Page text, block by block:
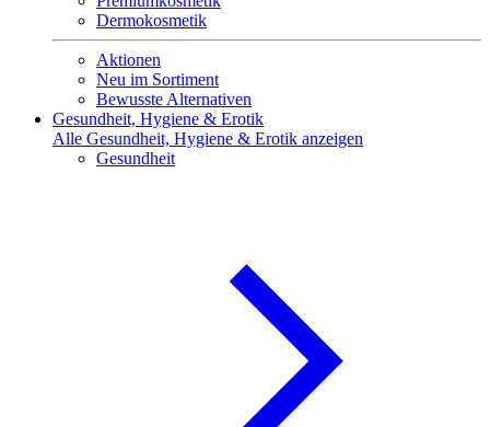
Dermokosmetik
Aktionen
Neu im Sortiment
Bewusste Alternativen
Gesundheit, Hygiene & Erotik
Alle Gesundheit, Hygiene & Erotik anzeigen
Gesundheit